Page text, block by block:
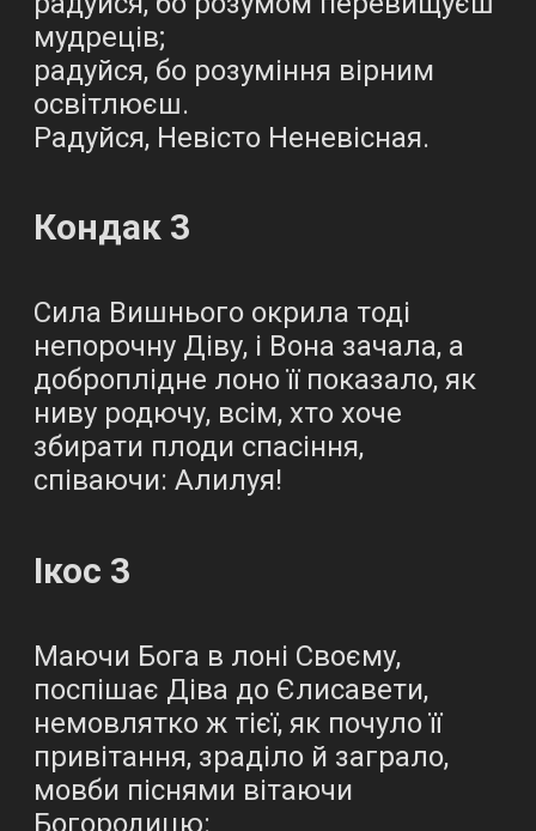
мудреців;
радуйся, бо розуміння вірним
освітлюєш.
Радуйся, Невісто Неневісная.
Кондак 3
Сила Вишнього окрила тоді
непорочну Діву, і Вона зачала, а
доброплідне лоно її показало, як
ниву родючу, всім, хто хоче
збирати плоди спасіння,
співаючи: Алилуя!
Ікос 3
Маючи Бога в лоні Своєму,
поспішає Діва до Єлисавети,
немовлятко ж тієї, як почуло її
привітання, зраділо й заграло,
мовби піснями вітаючи
Богородицю: